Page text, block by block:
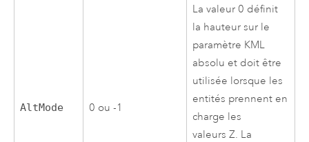
AltMode 0 ou -1
La valeur 0 définit
la hauteur sur le
paramètre KML
absolu et doit être
utilisée lorsque les
entités prennent en
charge les
valeurs Z. La